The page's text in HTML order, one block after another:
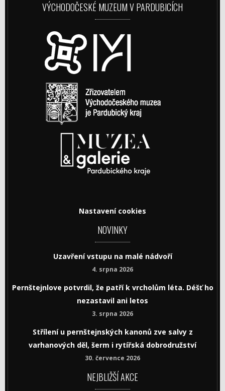
VÝCHODOČESKÉ MUZEUM V PARDUBICÍCH
Nastavení cookies
NOVINKY
Uzavření vstupu na malé nádvoří
4. srpna 2026
Pernštejnlove potvrdil, že patří k vrcholům léta. Déšť ho
nezastavil ani letos
3. srpna 2026
Střílení u pernštejnských kanonů zve salvy z
varhanových děl, šerm i rytířská dobrodružství
30. července 2026
NEJBLIŽŠÍ AKCE